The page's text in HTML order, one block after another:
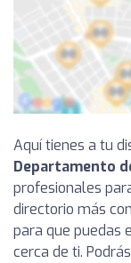
Aquí tienes a tu
Departamento
profesionales
directorio más
para que puedas
cerca de ti.